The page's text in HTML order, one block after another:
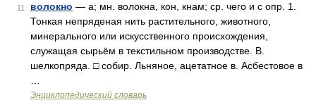
11 волокно — а; мн. волокна, кон, кнам; ср. чего и с опр. 1.
Тонкая непряденая нить растительного, животного,
минерального или искусственного происхождения,
служащая сырьём в текстильном производстве. В.
шелкопряда. □ собир. Льняное, ацетатное в. Асбестовое в
Энциклопедический словарь